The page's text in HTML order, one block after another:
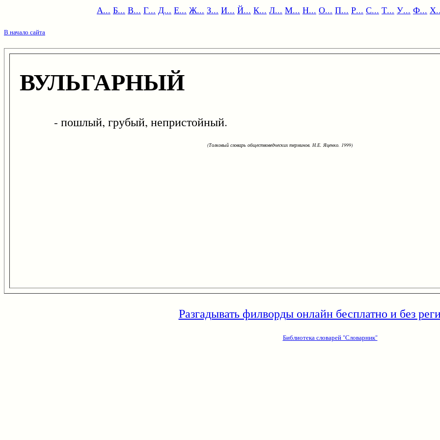
А... Б... В... Г... Д... Е... Ж... З... И... Й... К... Л... М... Н... О... П... Р... С... Т... У... Ф...
В начало сайта
ВУЛЬГАРНЫЙ
- пошлый, грубый, непристойный.
(Толковый словарь обществоведческих терминов. Н.Е. Яценко. 1999)
Разгадывать филворды онлайн бесплатно и без
Библиотека словарей "Словарник"